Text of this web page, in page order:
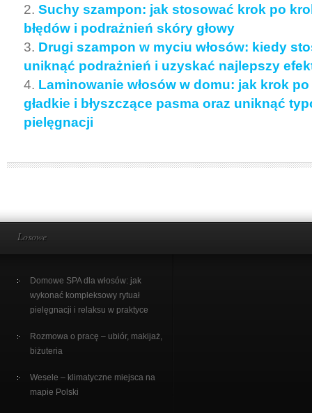
Suchy szampon: jak stosować krok po
błędów i podrażnień skóry głowy
Drugi szampon w myciu włosów: kiedy
uniknąć podrażnień i uzyskać najlepszy
Laminowanie włosów w domu: jak krok
gładkie i błyszczące pasma oraz uniknąć
pielęgnacji
Losowe
Domowe SPA dla włosów: jak
wykonać kompleksowy rytuał
pielęgnacji i relaksu w praktyce
Rozmowa o pracę – ubiór, makijaż,
biżuteria
Wesele – klimatyczne miejsca na
mapie Polski